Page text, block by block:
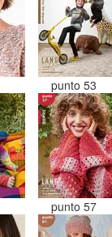
punto 53
punto 57